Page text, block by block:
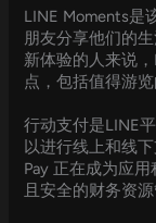
LINE Moments是
朋友分享他们的
新体验的人来说
点，包括值得游
行动支付是LINE
以进行线上和线
Pay 正在成为应
且安全的财务资源